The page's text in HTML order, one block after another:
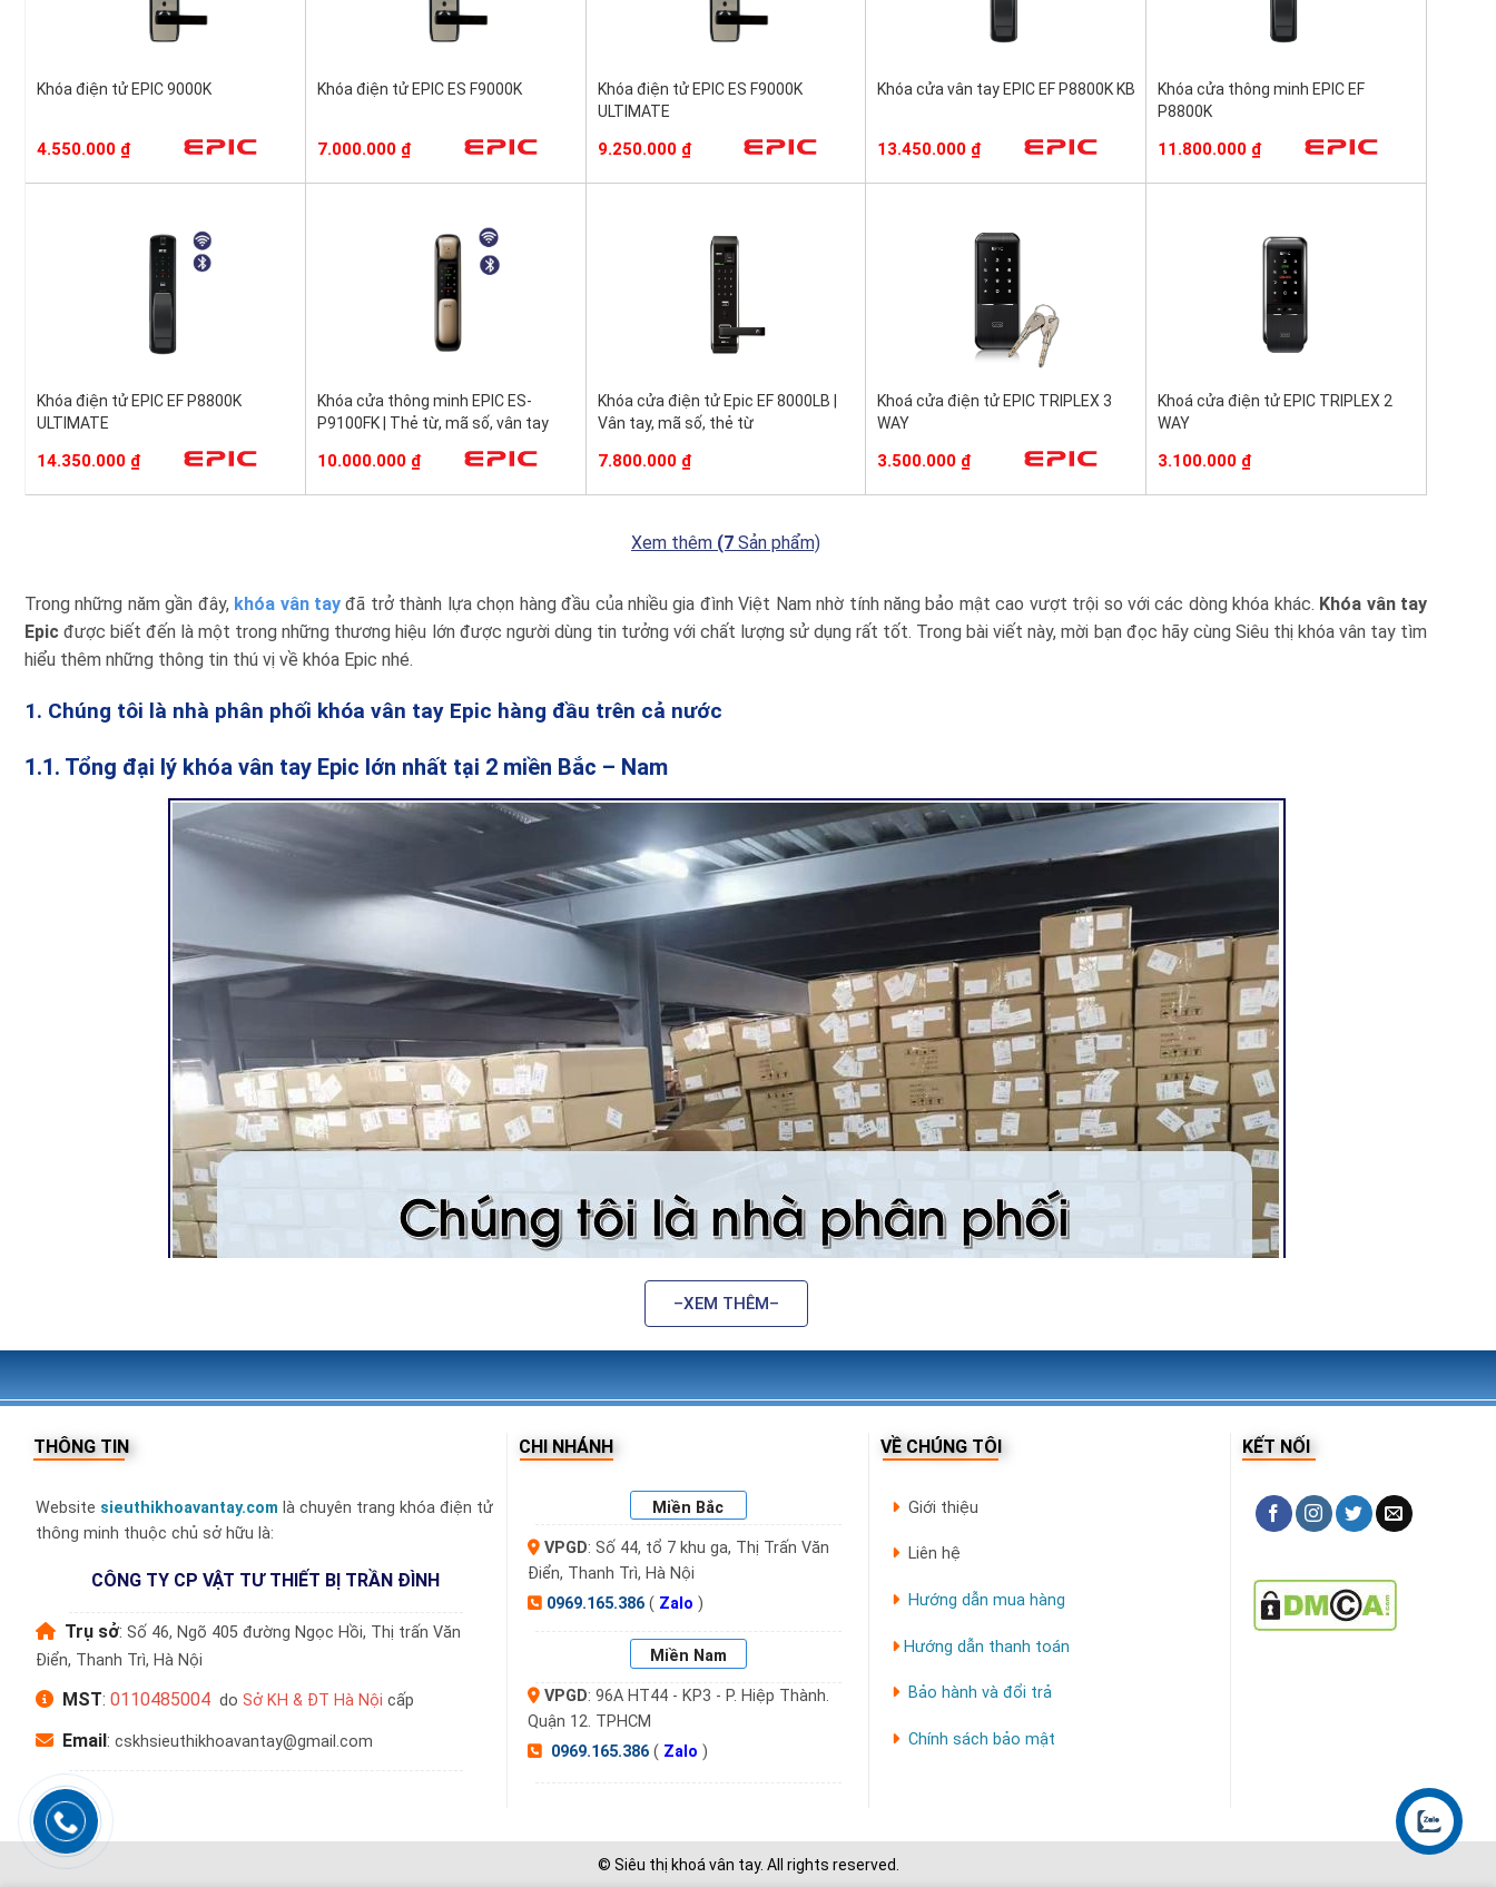
Khóa điện tử EPIC 9000K
4.550.000 ₫
Khóa điện tử EPIC ES F9000K
7.000.000 ₫
Khóa điện tử EPIC ES F9000K
ULTIMATE
9.250.000 ₫
Khóa cửa vân tay EPIC EF P8800K KB
13.450.000 ₫
Khóa cửa thông minh EPIC EF
P8800K
11.800.000 ₫
Khóa điện tử EPIC EF P8800K
ULTIMATE
14.350.000 ₫
Khóa cửa thông minh EPIC ES-
P9100FK | Thẻ từ, mã số, vân tay
10.000.000 ₫
Khóa cửa điện tử Epic EF 8000LB |
Vân tay, mã số, thẻ từ
7.800.000 ₫
Khoá cửa điện tử EPIC TRIPLEX 3
WAY
3.500.000 ₫
Khoá cửa điện tử EPIC TRIPLEX 2
WAY
3.100.000 ₫
Xem thêm (7 Sản phẩm)
Trong những năm gần đây, khóa vân tay đã trở thành lựa chọn hàng đầu của nhiều gia đình Việt Nam nhờ tính năng bảo mật cao vượt trội so với các dòng khóa khác. Khóa vân tay
Epic được biết đến là một trong những thương hiệu lớn được người dùng tin tưởng với chất lượng sử dụng rất tốt. Trong bài viết này, mời bạn đọc hãy cùng Siêu thị khóa vân tay tìm
hiểu thêm những thông tin thú vị về khóa Epic nhé.
1. Chúng tôi là nhà phân phối khóa vân tay Epic hàng đầu trên cả nước
1.1. Tổng đại lý khóa vân tay Epic lớn nhất tại 2 miền Bắc – Nam
–XEM THÊM–
THÔNG TIN
Website sieuthikhoavantay.com là chuyên trang khóa điện tử
thông minh thuộc chủ sở hữu là:
CÔNG TY CP VẬT TƯ THIẾT BỊ TRẦN ĐÌNH
Trụ sở: Số 46, Ngõ 405 đường Ngọc Hồi, Thị trấn Văn
Điển, Thanh Trì, Hà Nội
MST: 0110485004do Sở KH & ĐT Hà Nội cấp
Email: cskhsieuthikhoavantay@gmail.com
CHI NHÁNH
Miền Bắc
VPGD: Số 44, tổ 7 khu ga, Thị Trấn Văn
Điển, Thanh Trì, Hà Nội
0969.165.386 ( Zalo )
Miền Nam
VPGD: 96A HT44 - KP3 - P. Hiệp Thành.
Quận 12. TPHCM
0969.165.386 ( Zalo )
VỀ CHÚNG TÔI
Giới thiệu
Liên hệ
Hướng dẫn mua hàng
Hướng dẫn thanh toán
Bảo hành và đổi trả
Chính sách bảo mật
KẾT NỐI
© Siêu thị khoá vân tay. All rights reserved.